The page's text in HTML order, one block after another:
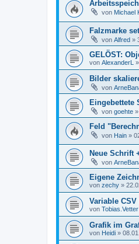
von Michael
Falzmarke
von Alfred »
GELÖST:
von AlexanderL »
Bilder
von
Eingebettete
von goehte »
Feld
von Hain »
Neue Schrift
von
Eigene
von zechy »
Variable
von Tobias.Vetter
Grafik im
von Heidi »